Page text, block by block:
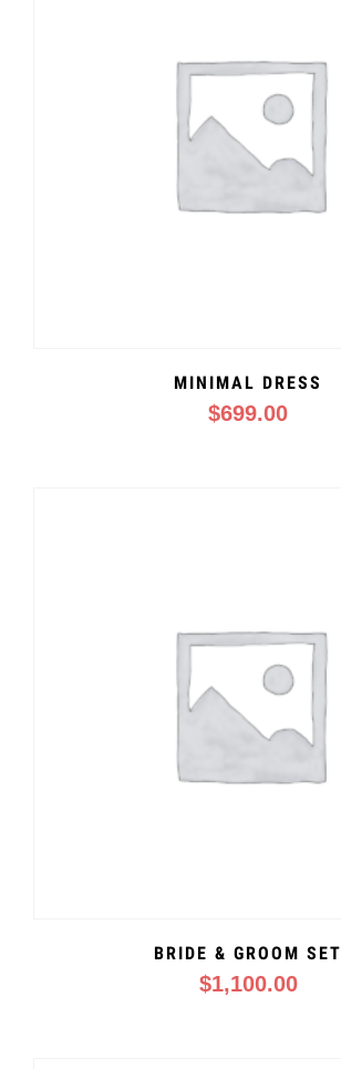
MINIMAL DRESS
$699.00
BRIDE & GROOM SET
$1,100.00